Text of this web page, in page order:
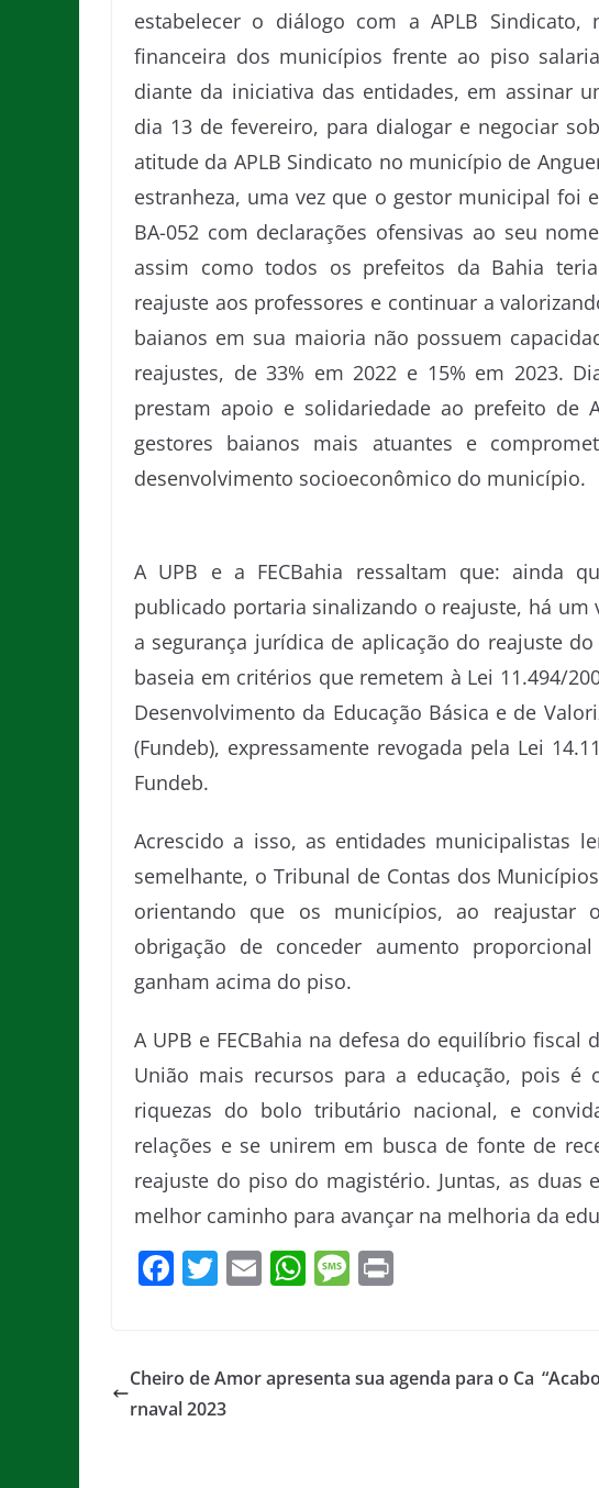
estabelecer o diálogo com a APLB
financeira dos municípios frente ao piso
diante da iniciativa das entidades, em assinar
dia 13 de fevereiro, para dialogar e negociar
atitude da APLB Sindicato no município de
estranheza, uma vez que o gestor municipal foi
BA-052 com declarações ofensivas ao seu
assim como todos os prefeitos da Bahia
reajuste aos professores e continuar a
baianos em sua maioria não possuem
reajustes, de 33% em 2022 e 15% em 2023.
prestam apoio e solidariedade ao prefeito de
gestores baianos mais atuantes e
desenvolvimento socioeconômico do município.
A UPB e a FECBahia ressaltam que: ainda
publicado portaria sinalizando o reajuste, há
a segurança jurídica de aplicação do reajuste
baseia em critérios que remetem à Lei 11.494/
Desenvolvimento da Educação Básica e de
(Fundeb), expressamente revogada pela Lei
Fundeb.
Acrescido a isso, as entidades municipalistas
semelhante, o Tribunal de Contas dos
orientando que os municípios, ao reajustar
obrigação de conceder aumento
ganham acima do piso.
A UPB e FECBahia na defesa do equilíbrio
União mais recursos para a educação, pois é
riquezas do bolo tributário nacional, e
relações e se unirem em busca de fonte de
reajuste do piso do magistério. Juntas, as
melhor caminho para avançar na melhoria da
F
e
b
T
er
E
l
W
s
M
a
Cheiro de Amor apresenta sua agenda para o Ca
rnaval 2023